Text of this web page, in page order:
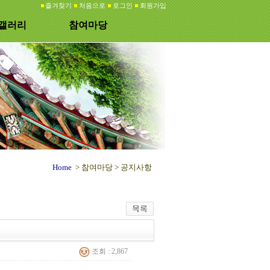
즐겨찾기 처음으로 로그인 회원가입
러리 참여마당
Home > 참여마당 > 공지사항
조회 : 2,867